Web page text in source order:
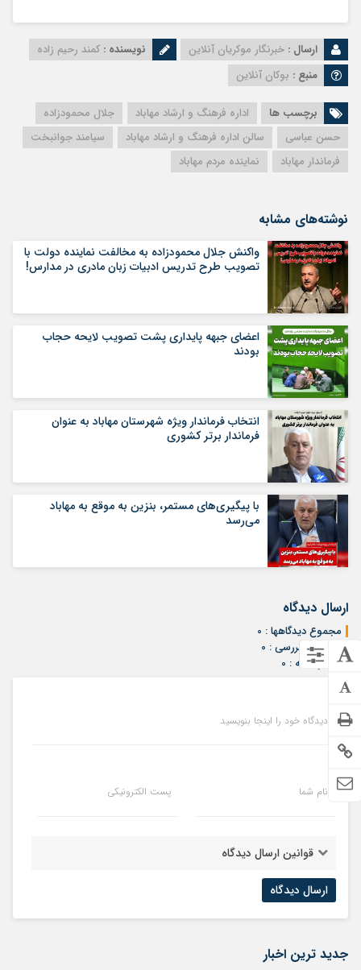
ارسال : خبرنگار موکریان آنلاین نویسنده : کمند رحیم زاده
منبع : بوکان آنلاین
برچسب ها اداره فرهنگ و ارشاد مهاباد
جلال محمودزاده
حسن عباسی
سالن اداره فرهنگ و ارشاد مهاباد
سیامند جوانبخت
فرماندار مهاباد
نماینده مردم مهاباد
نوشته‌های مشابه
واکنش جلال محمودزاده به مخالفت نماینده دولت با
تصویب طرح تدریس ادبیات زبان مادری در مدارس!
اعضای جبهه پایداری پشت تصویب لایحه حجاب
بودند
انتخاب فرماندار ویژه شهرستان مهاباد به عنوان
فرماندار برتر کشوری
با پیگیری‌های مستمر، بنزین به موقع به مهاباد
می‌رسد
ارسال دیدگاه
مجموع دیدگاهها : 0
در انتظار بررسی : 0
انتشار یافته : 0
دیدگاه خود را اینجا بنویسید
نام شما پست الکترونیکی
قوانین ارسال دیدگاه
جدید ترین اخبار